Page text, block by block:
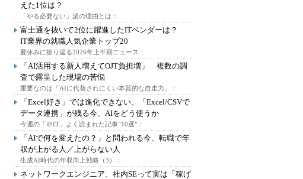
えた1位は？
「やる必要ない」派の理由とは：
富士通を抜いて2位に躍進したITベンダーは？
IT業界の就職人気企業トップ20
夏休みに振り返る2026年上半期ニュース：
「AI活用する新人増えてOJT負担増」 複数の調
査で露呈した現場の苦悩
重要なのは「AIに代替されにくい本質的な自走力」：
「Excel好き」では進化できない、「Excel/CSVで
データ連携」が残る今、AIをどう使うか
今週の「＠IT」よく読まれた記事“10選”：
「AIで何を変えたの？」と問われる今、転職で年
収が上がる人／上がらない人
生成AI時代の年収向上戦略（3）：
ネットワークエンジニア、社内SEって実は「稼げ